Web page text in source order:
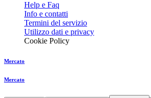
Help e Faq
Info e contatti
Termini del servizio
Utilizzo dati e privacy
Cookie Policy
Mercato
Mercato